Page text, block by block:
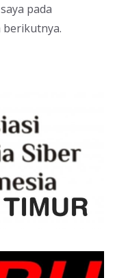
pada